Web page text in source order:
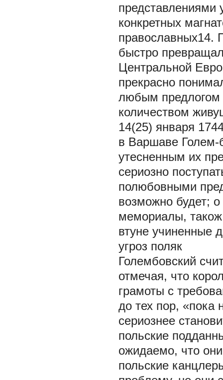
представлениями
конкретных
православных14.
быстро
Центральной
прекрасно
любым предлогом
количеством
14(25) января
в Варшаве Голем-
утесненным их
сериозно
полюбовными
возможно будет;
мемориалы, також
втуне учиненные
угроз поляк
Голембовский
отмечая, что
грамоты с
до тех пор, «пока
сериознее
польские
ожидаемо, что
польские